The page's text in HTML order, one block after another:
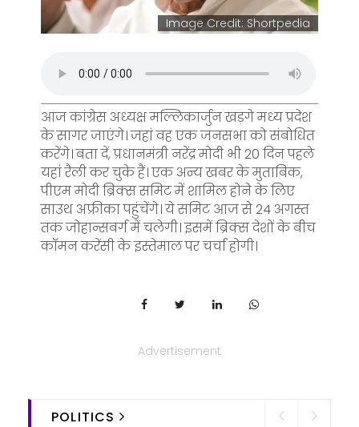
Image Credit: Shortpedia
आज कांग्रेस अध्यक्ष मल्लिकार्जुन खड़गे मध्य प्रदेश
के सागर जाएंगे। जहां वह एक जनसभा को संबोधित
करेंगे। बता दें, प्रधानमंत्री नरेंद्र मोदी भी 20 दिन पहले
यहां रैली कर चुके हैं। एक अन्य खबर के मुताबिक,
पीएम मोदी ब्रिक्स समिट में शामिल होने के लिए
साउथ अफ्रीका पहुंचेंगे। ये समिट आज से 24 अगस्त
तक जोहान्सबर्ग में चलेगी। इसमें ब्रिक्स देशों के बीच
कॉमन करेंसी के इस्तेमाल पर चर्चा होगी।
Advertisement
POLITICS